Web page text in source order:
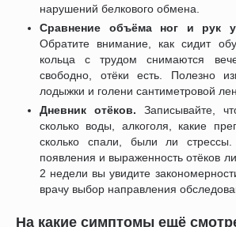
нарушений белкового обмена.
Сравнение объёма ног и рук
Обратите внимание, как сидит
кольца с трудом снимаются
свободно, отёки есть. Полезно
лодыжки и голени сантиметровой
Дневник отёков. Записывайте,
сколько воды, алкоголя, какие
сколько спали, были ли
появления и выраженность отёков
2 недели вы увидите
врачу выбор направления
На какие симптомы ещё